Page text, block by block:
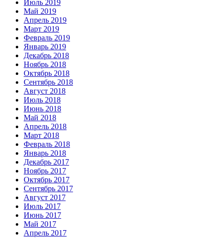
Июль 2019
Май 2019
Апрель 2019
Март 2019
Февраль 2019
Январь 2019
Декабрь 2018
Ноябрь 2018
Октябрь 2018
Сентябрь 2018
Август 2018
Июль 2018
Июнь 2018
Май 2018
Апрель 2018
Март 2018
Февраль 2018
Январь 2018
Декабрь 2017
Ноябрь 2017
Октябрь 2017
Сентябрь 2017
Август 2017
Июль 2017
Июнь 2017
Май 2017
Апрель 2017